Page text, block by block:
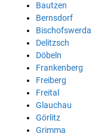
Bautzen
Bernsdorf
Bischofswerda
Delitzsch
Döbeln
Frankenberg
Freiberg
Freital
Glauchau
Görlitz
Grimma